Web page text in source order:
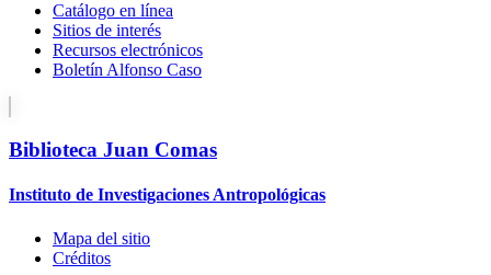
Catálogo en línea
Sitios de interés
Recursos electrónicos
Boletín Alfonso Caso
Biblioteca Juan Comas
Instituto de Investigaciones Antropológicas
Mapa del sitio
Créditos